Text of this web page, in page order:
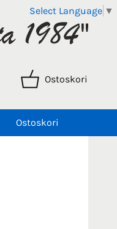
Select Language ▼
Ostoskori
Ostoskori